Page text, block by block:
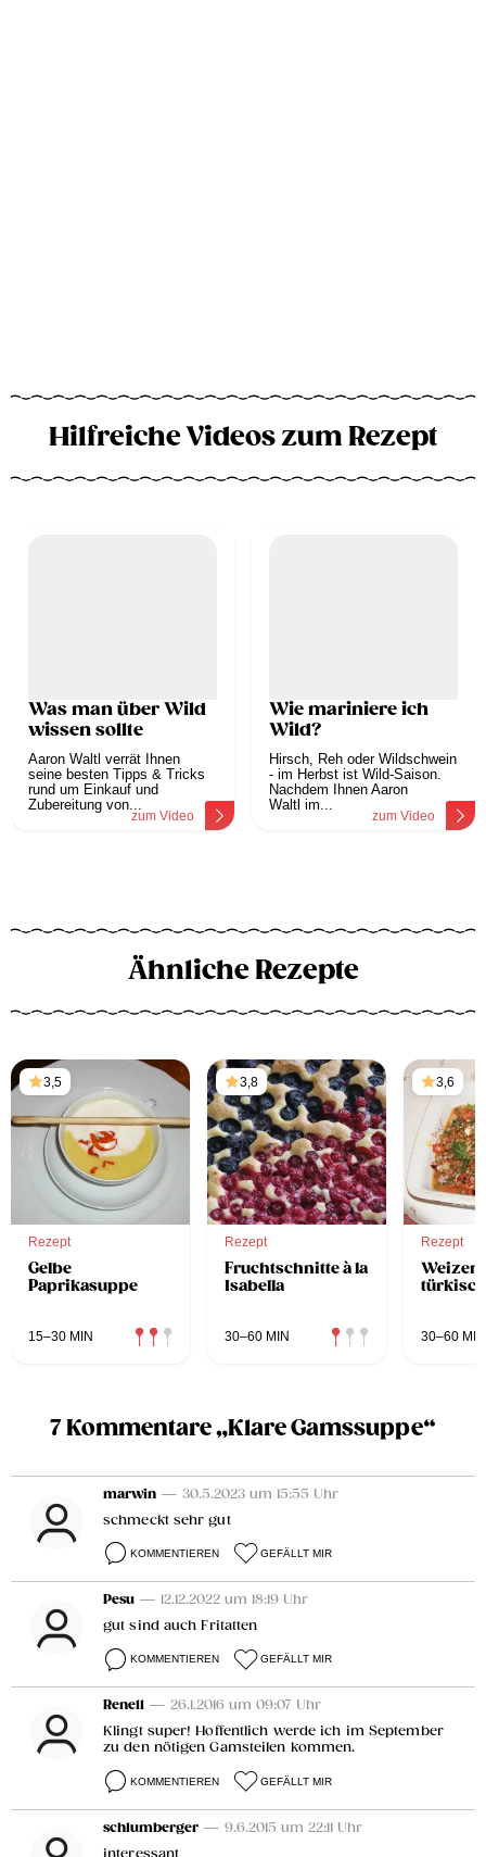
Hilfreiche Videos zum Rezept
Was man über Wild
wissen sollte
Aaron Waltl verrät Ihnen
seine besten Tipps & Tricks
rund um Einkauf und
Zubereitung von...
zum Video
Wie mariniere ich
Wild?
Hirsch, Reh oder Wildschwein
- im Herbst ist Wild-Saison.
Nachdem Ihnen Aaron
Waltl im...
zum Video
Ähnliche Rezepte
3,5
Rezept
Gelbe
Paprikasuppe
15–30 MIN
3,8
Rezept
Fruchtschnitte à la
Isabella
30–60 MIN
3,6
Rezept
30–60 MIN
7 Kommentare „Klare Gamssuppe“
marwin — 30.5.2023 um 15:55 Uhr
schmeckt sehr gut
KOMMENTIEREN GEFÄLLT MIR
Pesu — 12.12.2022 um 18:19 Uhr
gut sind auch Fritatten
KOMMENTIEREN GEFÄLLT MIR
Rene11 — 26.1.2016 um 09:07 Uhr
Klingt super! Hoffentlich werde ich im September
zu den nötigen Gamsteilen kommen.
KOMMENTIEREN GEFÄLLT MIR
schlumberger — 9.6.2015 um 22:11 Uhr